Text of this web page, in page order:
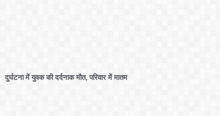
दुर्घटना में युवक की दर्दनाक मौत, परिवार में मातम